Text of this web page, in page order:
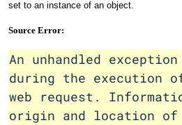
set to an instance of an object.
Source Error:
An unhandled
during the execution
web request.
origin and location of